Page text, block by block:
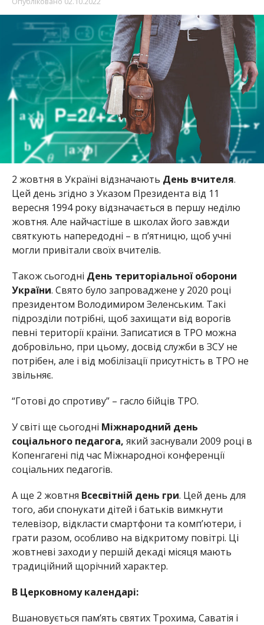
2 жовтня в Україні відзначають День вчителя.
Цей день згідно з Указом Президента від 11
вересня 1994 року відзначається в першу неділю
жовтня. Але найчастіше в школах його завжди
святкують напередодні – в п’ятницю, щоб учні
могли привітали своїх вчителів.
Також сьогодні День територіальної оборони
України. Свято було запроваджене у 2020 році
президентом Володимиром Зеленським. Такі
підрозділи потрібні, щоб захищати від ворогів
певні території країни. Записатися в ТРО можна
добровільно, при цьому, досвід служби в ЗСУ не
потрібен, але і від мобілізації присутність в ТРО не
звільняє.
“Готові до спротиву” – гасло бійців ТРО.
У світі ще сьогодні Міжнародний день
соціального педагога, який заснували 2009 році в
Копенгагені під час Міжнародної конференції
соціальних педагогів.
А ще 2 жовтня Всесвітній день гри. Цей день для
того, аби спонукати дітей і батьків вимкнути
телевізор, відкласти смартфони та комп’ютери, і
грати разом, особливо на відкритому повітрі. Ці
жовтневі заходи у першій декаді місяця мають
традиційний щорічний характер.
В Церковному календарі:
Вшановується пам’ять святих Трохима, Саватія і